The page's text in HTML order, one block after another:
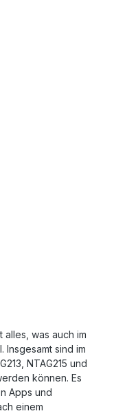
was auch im
Insgesamt sind im
NTAG215 und
können. Es
Apps und
einem